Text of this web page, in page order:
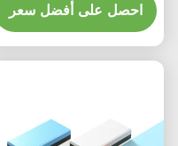
احصل على أفضل سعر